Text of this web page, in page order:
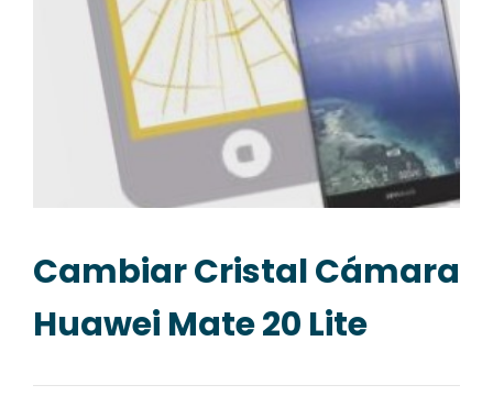
Cambiar Cristal Cámara
Huawei Mate 20 Lite